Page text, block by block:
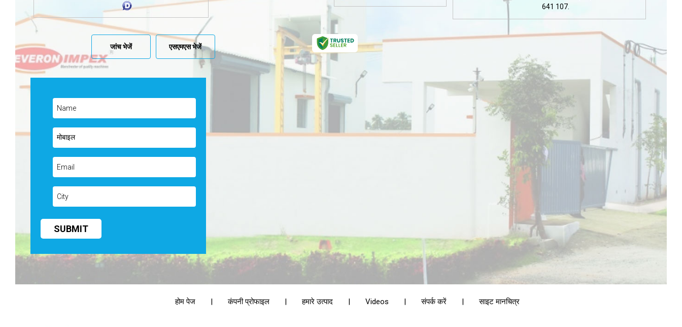
641 107.
जांच भेजें एसएमएस भेजें
होम पेज | कंपनी प्रोफाइल | हमारे उत्पाद | Videos | संपर्क करें | साइट मानचित्र